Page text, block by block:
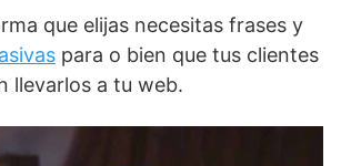
que elijas necesitas frases y
para o bien que tus clientes
llevarlos a tu web.